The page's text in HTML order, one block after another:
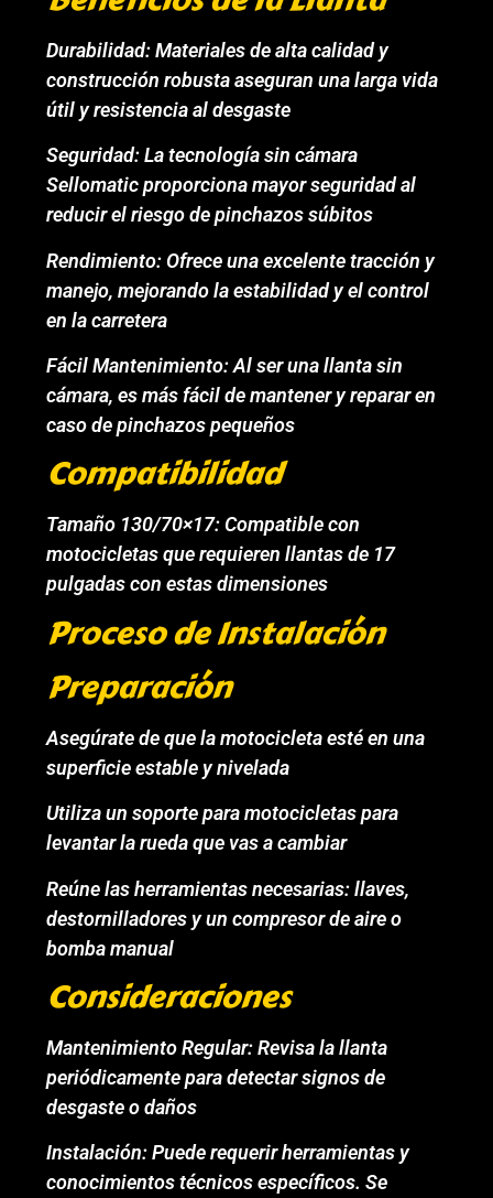
Durabilidad: Materiales de alta calidad y
construcción robusta aseguran una larga vida
útil y resistencia al desgaste
Seguridad: La tecnología sin cámara
Sellomatic proporciona mayor seguridad al
reducir el riesgo de pinchazos súbitos
Rendimiento: Ofrece una excelente tracción y
manejo, mejorando la estabilidad y el control
en la carretera
Fácil Mantenimiento: Al ser una llanta sin
cámara, es más fácil de mantener y reparar en
caso de pinchazos pequeños
Compatibilidad
Tamaño 130/70×17: Compatible con
motocicletas que requieren llantas de 17
pulgadas con estas dimensiones
Proceso de Instalación
Preparación
Asegúrate de que la motocicleta esté en una
superficie estable y nivelada
Utiliza un soporte para motocicletas para
levantar la rueda que vas a cambiar
Reúne las herramientas necesarias: llaves,
destornilladores y un compresor de aire o
bomba manual
Consideraciones
Mantenimiento Regular: Revisa la llanta
periódicamente para detectar signos de
desgaste o daños
Instalación: Puede requerir herramientas y
conocimientos técnicos específicos. Se